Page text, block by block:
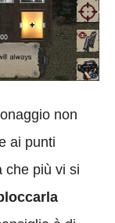
non
ai punti
che più vi si